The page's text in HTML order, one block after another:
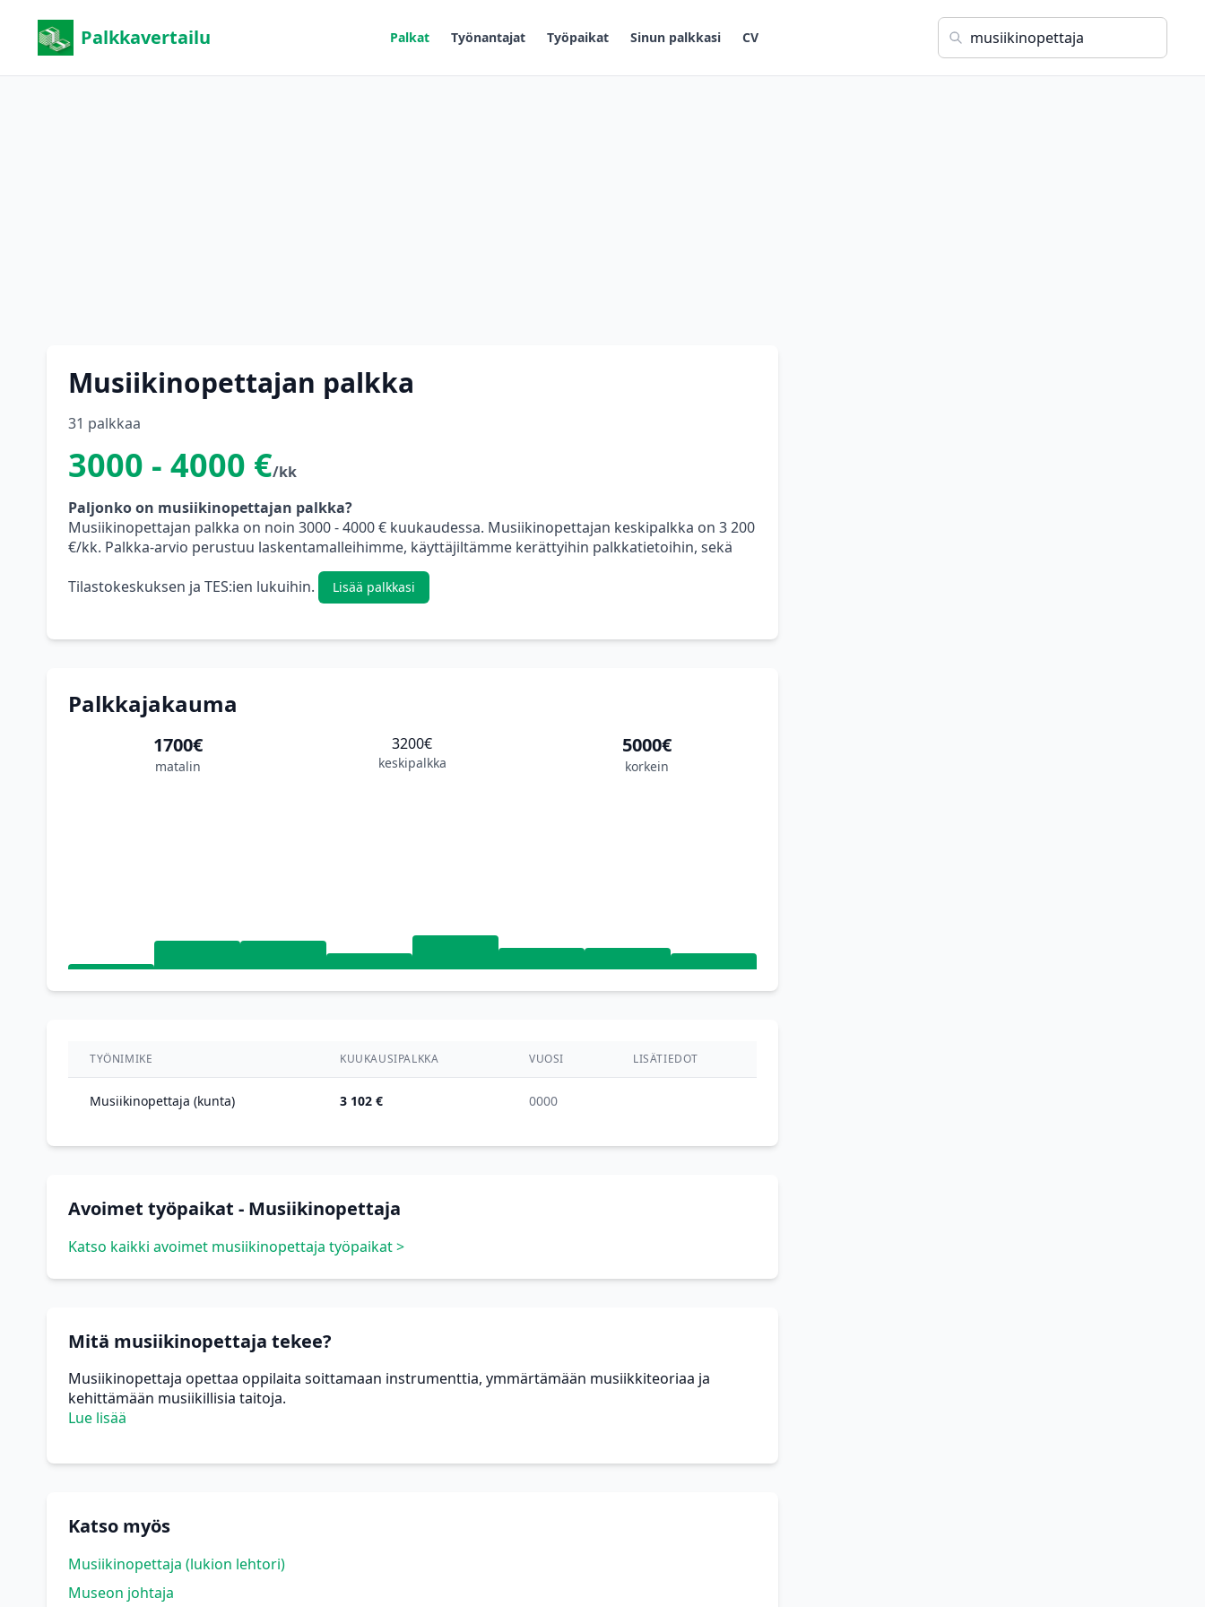
Palkkavertailu Palkat Työnantajat Työpaikat Sinun palkkasi CV
Musiikinopettajan palkka
31 palkkaa
3000 - 4000 €/kk
Paljonko on musiikinopettajan palkka?
Musiikinopettajan palkka on noin 3000 - 4000 € kuukaudessa. Musiikinopettajan keskipalkka on 3 200
€/kk. Palkka-arvio perustuu laskentamalleihimme, käyttäjiltämme kerättyihin palkkatietoihin, sekä
Tilastokeskuksen ja TES:ien lukuihin.
Lisää palkkasi
Palkkajakauma
1700€
matalin
3200€
keskipalkka
5000€
korkein
TYÖNIMIKE KUUKAUSIPALKKA VUOSI LISÄTIEDOT
Musiikinopettaja (kunta) 3 102 € 0000
Avoimet työpaikat - Musiikinopettaja
Katso kaikki avoimet musiikinopettaja työpaikat >
Mitä musiikinopettaja tekee?
Musiikinopettaja opettaa oppilaita soittamaan instrumenttia, ymmärtämään musiikkiteoriaa ja
kehittämään musiikillisia taitoja.
Lue lisää
Katso myös
Musiikinopettaja (lukion lehtori)
Museon johtaja